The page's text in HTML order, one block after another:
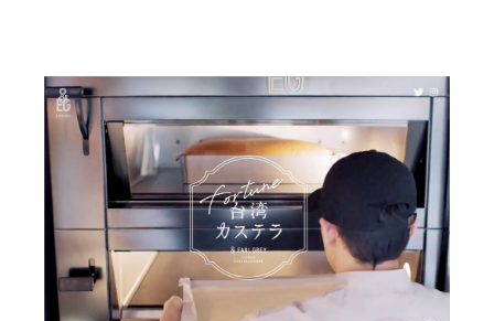
音楽・アーティスト・楽器・舞台・演劇・ミュージカ
ル・ダンス
芸能人・俳優・女優・タレント・モデル・芸能事務所
芸能人・俳優・女優・タレント・モデル・芸能事務所
キャンペーン・イベント・ワークショップ・コンペティ
ション
キャンペーン・イベント・ワークショップ・コンペティ
ション
77
マッチングサービス
マッチングサービス
22
アート・芸術・美術館・美術展・博物館・ギャラリー 383